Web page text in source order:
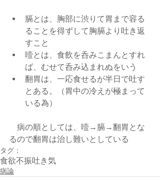
膈とは、胸部に渋りて胃まで容る
ることを得ずして胸膈より吐き返
すこと
噎とは、食飲を呑みこまんとすれ
ば、むせて呑み込まれぬをいう
翻胃は、一応食せるが半日で吐す
とある。（胃中の冷えが極まって
いる為）
るので翻胃は治し難いとしている
タグ：
食欲不振吐き気
病論